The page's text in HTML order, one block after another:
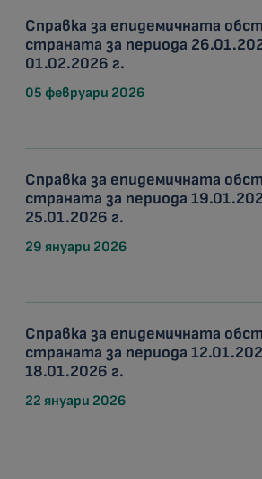
Справка за епидемичната
страната за периода
01.02.2026 г.
05 февруари 2026
Справка за епидемичната
страната за периода
25.01.2026 г.
29 януари 2026
Справка за епидемичната
страната за периода
18.01.2026 г.
22 януари 2026